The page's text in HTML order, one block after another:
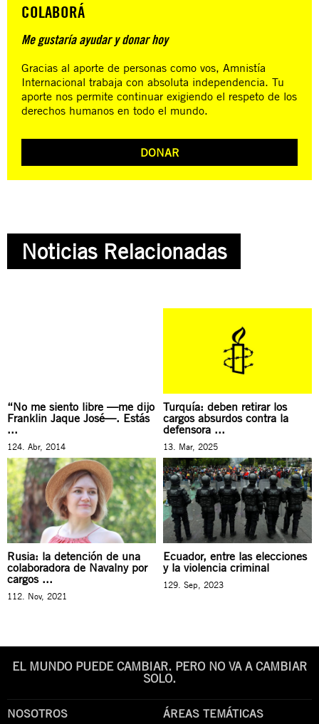
COLABORÁ
Me gustaría ayudar y donar hoy
Gracias al aporte de personas como vos, Amnistía
Internacional trabaja con absoluta independencia. Tu
aporte nos permite continuar exigiendo el respeto de los
derechos humanos en todo el mundo.
DONAR
Noticias Relacionadas
“No me siento libre —me dijo
Franklin Jaque José—. Estás
...
124. Abr, 2014
Turquía: deben retirar los
cargos absurdos contra la
defensora ...
13. Mar, 2025
Rusia: la detención de una
colaboradora de Navalny por
cargos ...
112. Nov, 2021
Ecuador, entre las elecciones
y la violencia criminal
129. Sep, 2023
EL MUNDO PUEDE CAMBIAR. PERO NO VA A CAMBIAR
SOLO.
NOSOTROS ÁREAS TEMÁTICAS